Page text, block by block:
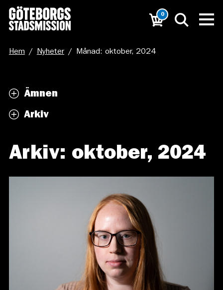
0
Hem / Nyheter / Månad: oktober, 2024
Ämnen
Arkiv
Arkiv: oktober, 2024